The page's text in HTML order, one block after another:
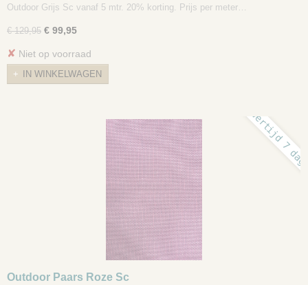
Outdoor Grijs Sc vanaf 5 mtr. 20% korting. Prijs per meter…
€ 129,95 € 99,95
✘ Niet op voorraad
IN WINKELWAGEN
levertijd 7
Outdoor Paars Roze Sc